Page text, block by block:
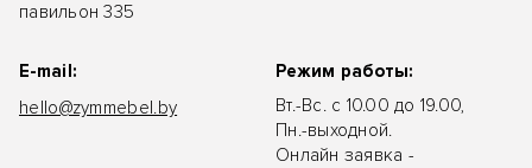
павильон 335
E-mail:
hello@zymmebel.by
Режим работы:
Вт.-Вс. с 10.00 до 19.00,
Пн.-выходной.
Онлайн заявка -